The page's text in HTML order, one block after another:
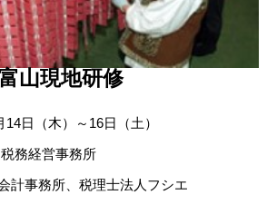
現地研修
日（木）～16日（土）
務経営事務所
所、税理士法人フシエ